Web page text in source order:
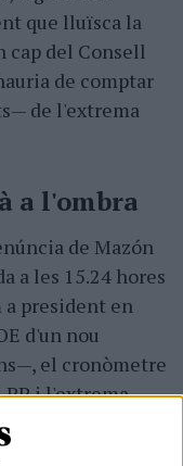
que lluïsca la
cap del Consell
de comptar
de l'extrema
a l'ombra
de Mazón
a les 15.24 hores
a president en
d'un nou
el cronòmetre
PP i l'extrema
dies —dos
dissolució